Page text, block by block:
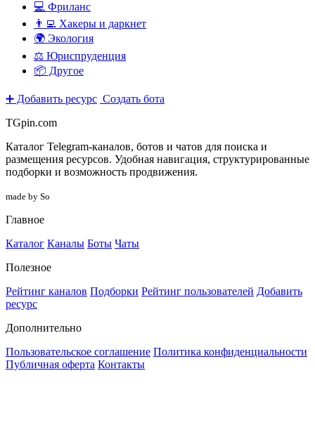
💻 Фриланс
👨‍💻 Хакеры и даркнет
🌍 Экология
⚖️ Юриспруденция
📦 Другое
➕ Добавить ресурс Создать бота
TGpin.com
Каталог Telegram-каналов, ботов и чатов для поиска и
размещения ресурсов. Удобная навигация, структурированные
подборки и возможность продвижения.
made by So
Главное
Каталог Каналы Боты Чаты
Полезное
Рейтинг каналов Подборки Рейтинг пользователей Добавить
ресурс
Дополнительно
Пользовательское соглашение Политика конфиденциальности
Публичная оферта Контакты